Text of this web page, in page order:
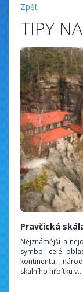
Zpět
TIPY
Pravčická
Nejznámější a
symbol celé
kontinentu,
skalního hřbítku v...